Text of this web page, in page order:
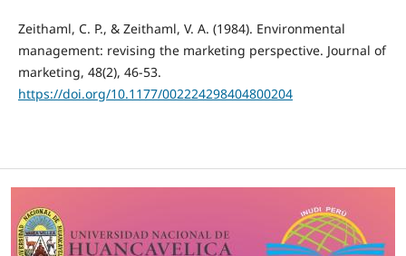
Zeithaml, C. P., & Zeithaml, V. A. (1984). Environmental
management: revising the marketing perspective. Journal of
marketing, 48(2), 46-53.
https://doi.org/10.1177/002224298404800204